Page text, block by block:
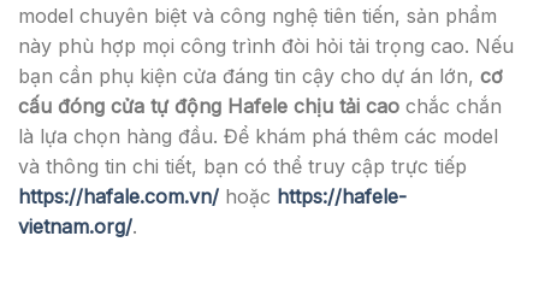
model chuyên biệt và công nghệ tiên tiến, sản phẩm
này phù hợp mọi công trình đòi hỏi tải trọng cao. Nếu
bạn cần phụ kiện cửa đáng tin cậy cho dự án lớn, cơ
cấu đóng cửa tự động Hafele chịu tải cao chắc chắn
là lựa chọn hàng đầu. Để khám phá thêm các model
và thông tin chi tiết, bạn có thể truy cập trực tiếp
https://hafale.com.vn/ hoặc https://hafele-
vietnam.org/.